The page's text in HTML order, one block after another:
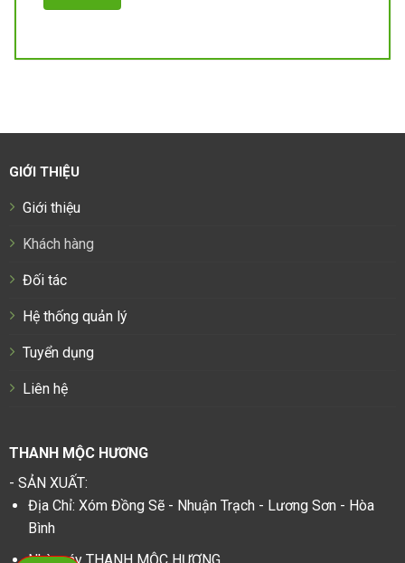
GIỚI THIỆU
Giới thiệu
Khách hàng
Đối tác
Hệ thống quản lý
Tuyển dụng
Liên hệ
THANH MỘC HƯƠNG
- SẢN XUẤT:
Địa Chỉ: Xóm Đồng Sẽ - Nhuận Trạch - Lương Sơn - Hòa
Bình